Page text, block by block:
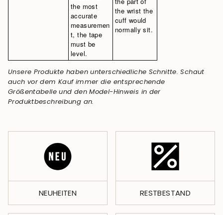
the most
accurate
measuremen
t, the tape
must be
level.
the wrist the
cuff would
normally sit.
Unsere Produkte haben unterschiedliche Schnitte. Schaut
auch vor dem Kauf immer die entsprechende
Größentabelle und den Model-Hinweis in der
Produktbeschreibung an.
NEUHEITEN RESTBESTAND